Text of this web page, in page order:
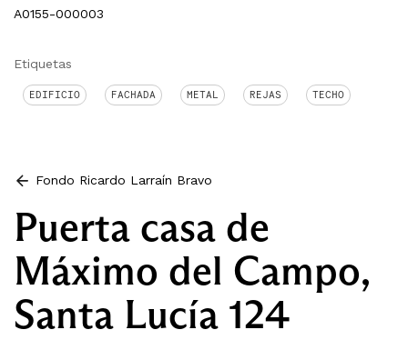
A0155-000003
Etiquetas
EDIFICIO FACHADA METAL REJAS TECHO
Fondo Ricardo Larraín Bravo
Puerta casa de
Máximo del Campo,
Santa Lucía 124